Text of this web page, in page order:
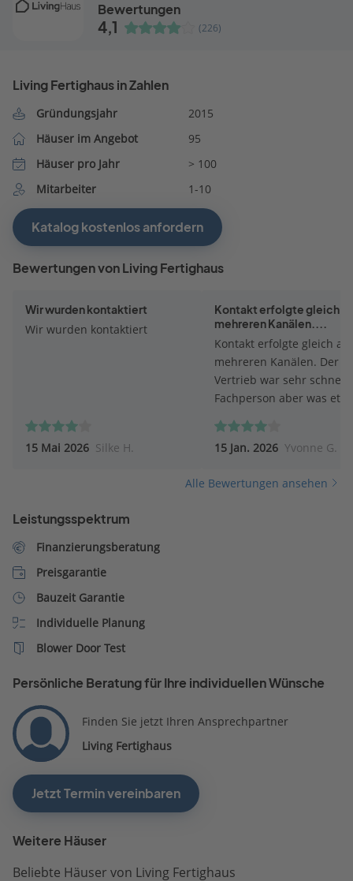
Bewertungen
4,1 (226)
Living Fertighaus in Zahlen
Gründungsjahr
2015
Häuser im Angebot
95
Häuser pro Jahr
> 100
Mitarbeiter
1-10
Katalog kostenlos anfordern
Bewertungen von Living Fertighaus
Wir wurden kontaktiert
Wir wurden kontaktiert
15 Mai 2026 Silke H.
Kontakt erfolgte gleich
mehreren Kanälen....
Kontakt erfolgte gleich auf
mehreren Kanälen. Der
Vertrieb war sehr schnell.
Fachperson aber was
Wir werden
keinen Termin machen -
Sinn.
15 Jan. 2026 Yvonne G.
Alle Bewertungen ansehen
Leistungsspektrum
Finanzierungsberatung
Preisgarantie
Bauzeit Garantie
Individuelle Planung
Blower Door Test
Persönliche Beratung für Ihre individuellen Wünsche
Finden Sie jetzt Ihren Ansprechpartner
Living Fertighaus
Jetzt Termin vereinbaren
Weitere Häuser
Beliebte Häuser von Living Fertighaus